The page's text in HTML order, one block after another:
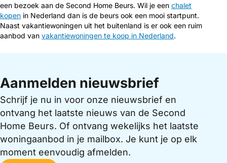
een bezoek aan de Second Home Beurs. Wil je een chalet
kopen in Nederland dan is de beurs ook een mooi startpunt.
Naast vakantiewoningen uit het buitenland is er ook een ruim
aanbod van vakantiewoningen te koop in Nederland.
Aanmelden nieuwsbrief
Schrijf je nu in voor onze nieuwsbrief en
ontvang het laatste nieuws van de Second
Home Beurs. Of ontvang wekelijks het laatste
woningaanbod in je mailbox. Je kunt je op elk
moment eenvoudig afmelden.